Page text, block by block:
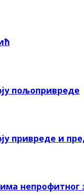
пољопривреде
привреде и